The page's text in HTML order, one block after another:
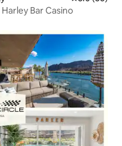
Bar Casino